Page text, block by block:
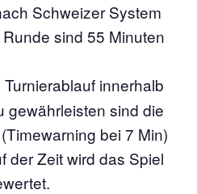
Schweizer System
sind 55 Minuten
innerhalb
gewährleisten sind die
bei 7 Min)
der Zeit wird das Spiel